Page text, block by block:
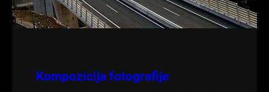
Kompozicija fotografije